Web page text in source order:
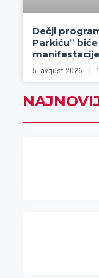
Dečji
Parkiću”
5. avgust 2026.